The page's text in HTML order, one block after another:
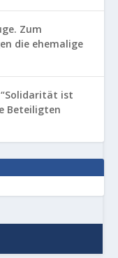
Zum
die ehemalige
ist
Beteiligten